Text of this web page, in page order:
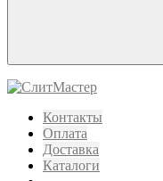
Контакты
Оплата
Доставка
Каталоги